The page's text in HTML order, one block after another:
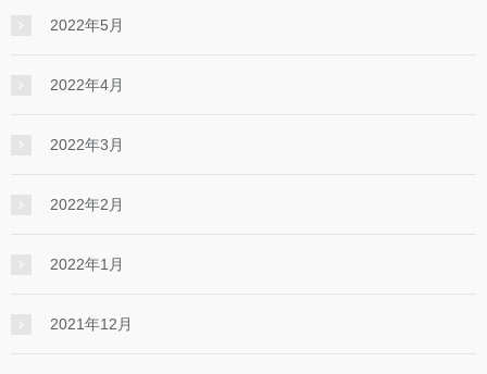
2022年5月
2022年4月
2022年3月
2022年2月
2022年1月
2021年12月